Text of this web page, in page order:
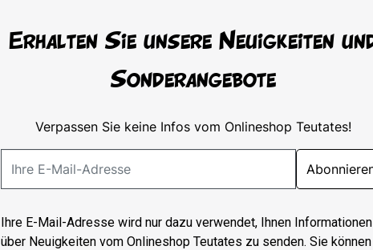
Erhalten Sie unsere Neuigkeiten
Sonderangebote
Verpassen Sie keine Infos vom Onlineshop Teutates!
Ihre E-Mail-Adresse wird nur dazu verwendet, Ihnen Informationen
über Neuigkeiten vom Onlineshop Teutates zu senden. Sie können